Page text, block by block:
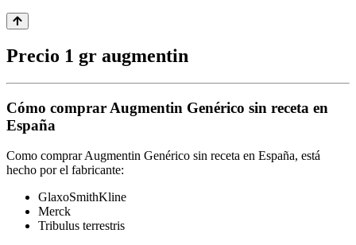
Precio 1 gr augmentin
Cómo comprar Augmentin Genérico sin receta en
España
Como comprar Augmentin Genérico sin receta en España, está
hecho por el fabricante:
GlaxoSmithKline
Merck
Tribulus terrestris